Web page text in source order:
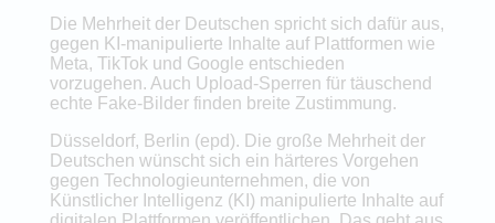
Die Mehrheit der Deutschen spricht sich dafür aus,
gegen KI-manipulierte Inhalte auf Plattformen wie
Meta, TikTok und Google entschieden
vorzugehen. Auch Upload-Sperren für täuschend
echte Fake-Bilder finden breite Zustimmung.
Düsseldorf, Berlin (epd). Die große Mehrheit der
Deutschen wünscht sich ein härteres Vorgehen
gegen Technologieunternehmen, die von
Künstlicher Intelligenz (KI) manipulierte Inhalte auf